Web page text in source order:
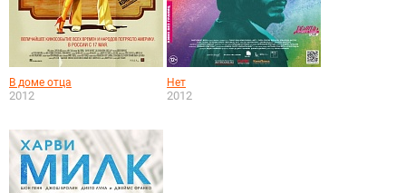
В доме отца
2012
Нет
2012